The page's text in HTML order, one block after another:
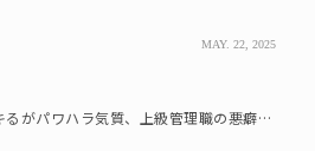
MAY. 22, 2025
仕事はデキるがパワハラ気質、上級管理職の悪癖を変えた「ある行動」とは